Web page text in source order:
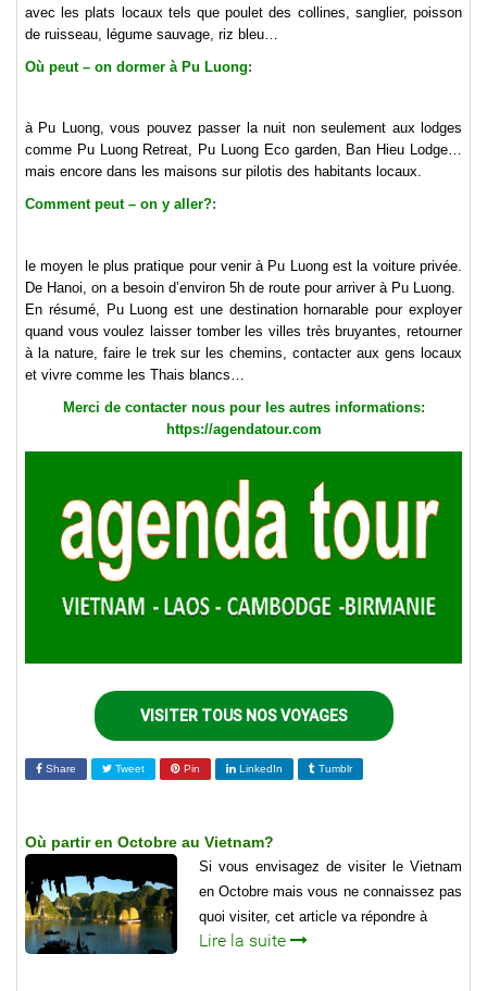
avec les plats locaux tels que poulet des collines, sanglier, poisson
de ruisseau, légume sauvage, riz bleu…
Où peut – on dormer à Pu Luong:
à Pu Luong, vous pouvez passer la nuit non seulement aux lodges
comme Pu Luong Retreat, Pu Luong Eco garden, Ban Hieu Lodge…
mais encore dans les maisons sur pilotis des habitants locaux.
Comment peut – on y aller?:
le moyen le plus pratique pour venir à Pu Luong est la voiture privée.
De Hanoi, on a besoin d’environ 5h de route pour arriver à Pu Luong.
En résumé, Pu Luong est une destination hornarable pour exployer
quand vous voulez laisser tomber les villes très bruyantes, retourner
à la nature, faire le trek sur les chemins, contacter aux gens locaux
et vivre comme les Thais blancs…
Merci de contacter nous pour les autres informations:
https://agendatour.com
VISITER TOUS NOS VOYAGES
Share Tweet Pin LinkedIn Tumblr
Où partir en Octobre au Vietnam?
Si vous envisagez de visiter le Vietnam
en Octobre mais vous ne connaissez pas
quoi visiter, cet article va répondre à
Lire la suite